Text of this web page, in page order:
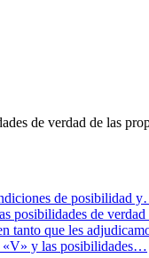
de verdad de las
de posibilidad
posibilidades de
tanto que les
«V» y las posibilidades…